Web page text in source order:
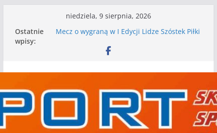
treści
niedziela, 9 sierpnia, 2026
Ostatnie
wpisy:
I mamy kolejne gry kontrolne, piłkarskie
granie przed nami
do sezonu. Kolejne gry kontrolne przed nimi
zespołów za nami
WKS wygrywa pierwszą edycję Ligi Szóstek w